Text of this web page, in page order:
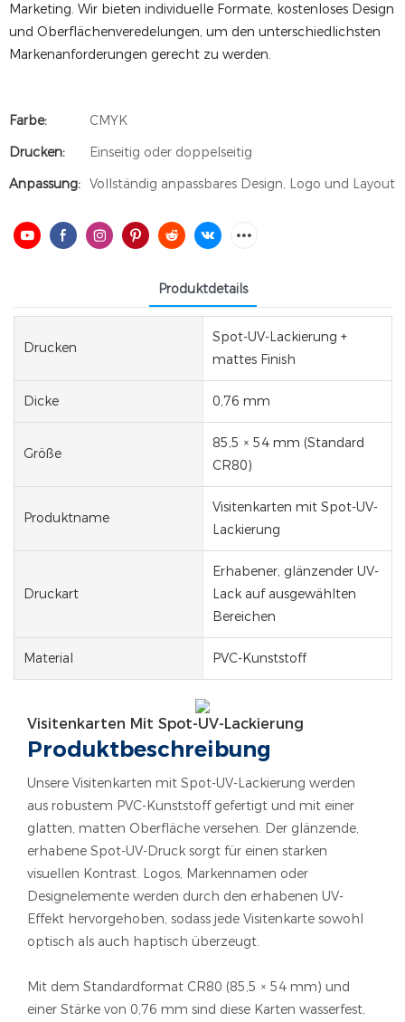
Marketing. Wir bieten individuelle Formate, kostenloses Design
und Oberflächenveredelungen, um den unterschiedlichsten
Markenanforderungen gerecht zu werden.
Farbe:
CMYK
Drucken:
Einseitig oder doppelseitig
Anpassung: Vollständig anpassbares Design, Logo und Layout
Produktdetails
Drucken
Spot-UV-Lackierung +
mattes Finish
Dicke 0,76 mm
Größe
85,5 × 54 mm (Standard
CR80)
Produktname
Visitenkarten mit Spot-UV-
Lackierung
Druckart
Erhabener, glänzender UV-
Lack auf ausgewählten
Bereichen
Material PVC-Kunststoff
Visitenkarten Mit Spot-UV-Lackierung
Produktbeschreibung
Unsere Visitenkarten mit Spot-UV-Lackierung werden
aus robustem PVC-Kunststoff gefertigt und mit einer
glatten, matten Oberfläche versehen. Der glänzende,
erhabene Spot-UV-Druck sorgt für einen starken
visuellen Kontrast. Logos, Markennamen oder
Designelemente werden durch den erhabenen UV-
Effekt hervorgehoben, sodass jede Visitenkarte sowohl
optisch als auch haptisch überzeugt.
Mit dem Standardformat CR80 (85,5 × 54 mm) und
einer Stärke von 0,76 mm sind diese Karten wasserfest,